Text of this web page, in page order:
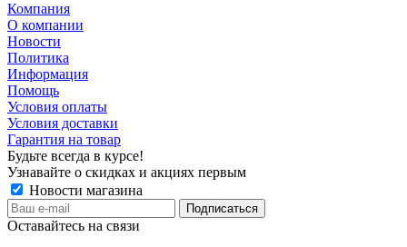
Компания
О компании
Новости
Политика
Информация
Помощь
Условия оплаты
Условия доставки
Гарантия на товар
Будьте всегда в курсе!
Узнавайте о скидках и акциях первым
Новости магазина
Оставайтесь на связи